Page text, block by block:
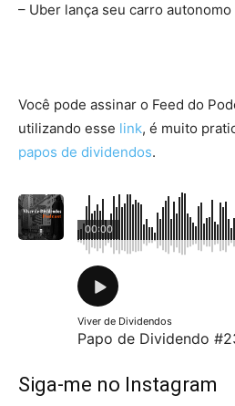
– Uber lança seu carro autonomo
Você pode assinar o Feed do
utilizando esse link, é muito
papos de dividendos.
00:00
Viver de Dividendos
Siga-me no Instagram